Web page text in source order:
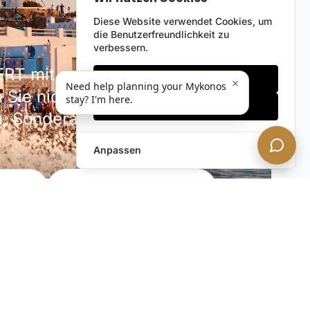
mit unserem diskreten
nicht unsere neuesten
Sonderangebote und
Diese Website verwendet Cookies, um
die Benutzerfreundlichkeit zu
verbessern.
Anpassen
Need help planning your Mykonos
stay? I'm here.
×